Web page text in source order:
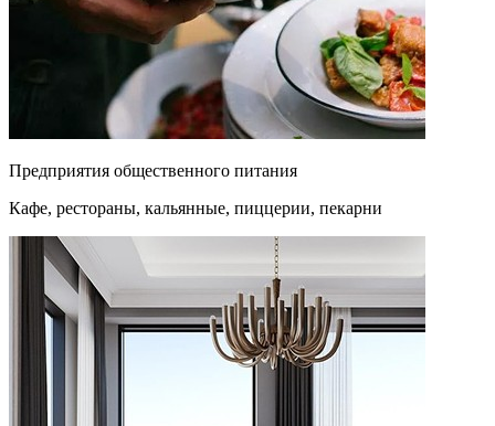
Предприятия общественного питания
Кафе, рестораны, кальянные, пиццерии, пекарни